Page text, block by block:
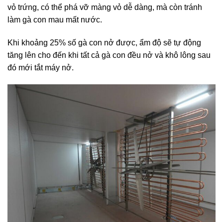
vỏ trứng, có thể phá vỡ màng vỏ dễ dàng, mà còn tránh
làm gà con mau mất nước.
Khi khoảng 25% số gà con nở được, ẩm độ sẽ tự động
tăng lên cho đến khi tất cả gà con đều nở và khô lông sau
đó mới tắt máy nở.